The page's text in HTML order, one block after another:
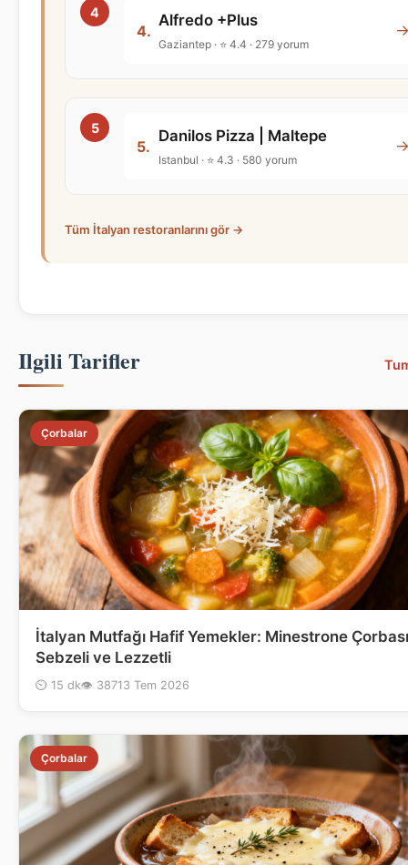
4.
Alfredo +Plus
Gaziantep · ⭐ 4.4 · 279 yorum
5.
Danilos Pizza | Maltepe
Istanbul · ⭐ 4.3 · 580 yorum
Tüm İtalyan restoranlarını gör →
Ilgili Tarifler
Çorbalar
İtalyan Mutfağı Hafif Yemekler: Minestrone
Sebzeli ve Lezzetli
⏲ 15 dk👁 38713 Tem 2026
Çorbalar